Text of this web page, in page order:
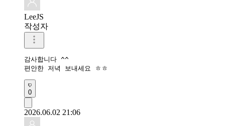
LeeJS
작성자
감사합니다 ^^
편안한 저녁 보내세요 ㅎㅎ
0
2026.06.02 21:06